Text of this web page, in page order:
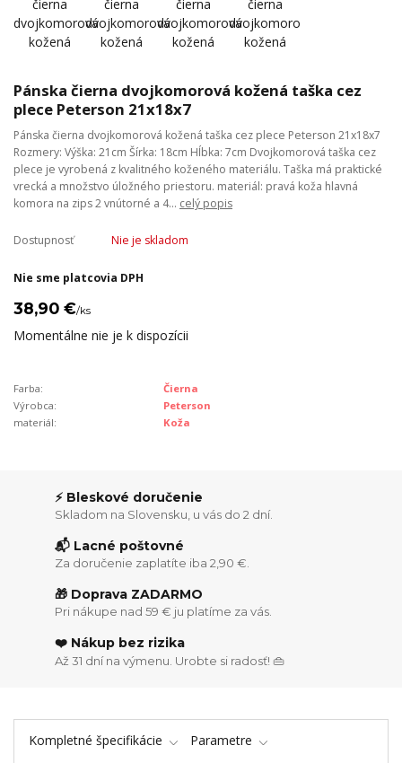
Pánska čierna dvojkomorová kožená taška cez
plece Peterson 21x18x7
Pánska čierna dvojkomorová kožená taška cez plece Peterson 21x18x7
Rozmery: Výška: 21cm Šírka: 18cm Hĺbka: 7cm Dvojkomorová taška cez
plece je vyrobená z kvalitného koženého materiálu. Taška má praktické
vrecká a množstvo úložného priestoru. materiál: pravá koža hlavná
komora na zips 2 vnútorné a 4... celý popis
Dostupnosť Nie je skladom
Nie sme platcovia DPH
38,90 €/ks
Momentálne nie je k dispozícii
Farba:
Čierna
Výrobca:
Peterson
materiál:
Koža
⚡ Bleskové doručenie
Skladom na Slovensku, u vás do 2 dní.
📬 Lacné poštovné
Za doručenie zaplatíte iba 2,90 €.
🎁 Doprava ZADARMO
Pri nákupe nad 59 € ju platíme za vás.
❤️ Nákup bez rizika
Až 31 dní na výmenu. Urobte si radosť! 👜
Kompletné špecifikácie
Parametre